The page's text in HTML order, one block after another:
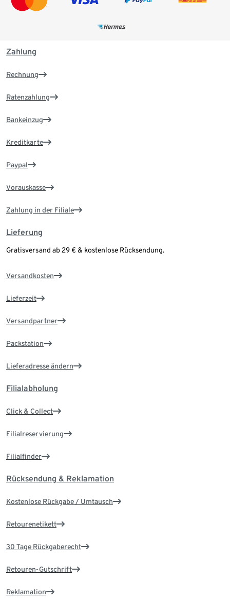
Zahlung
Rechnung
Ratenzahlung
Bankeinzug
Kreditkarte
Paypal
Vorauskasse
Zahlung in der Filiale
Lieferung
Gratisversand ab 29 € & kostenlose Rücksendung.
Versandkosten
Lieferzeit
Versandpartner
Packstation
Lieferadresse ändern
Filialabholung
Click & Collect
Filialreservierung
Filialfinder
Rücksendung & Reklamation
Kostenlose Rückgabe / Umtausch
Retourenetikett
30 Tage Rückgaberecht
Retouren-Gutschrift
Reklamation